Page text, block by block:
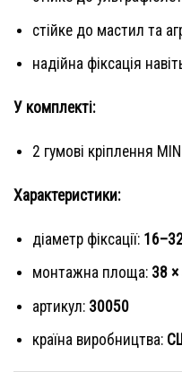
стійке до мастил та
надійна фіксація
У комплекті:
2 гумові кріплення
Характеристики:
діаметр фіксації:
монтажна площа: 38
артикул: 30050
країна виробництва: